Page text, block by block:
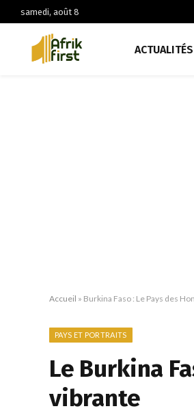
samedi, août 8
ACTUALITÉS
Accueil » Burkina Faso : Le Pays des
PAYS ET PORTRAITS
Le Burkina
vibrante